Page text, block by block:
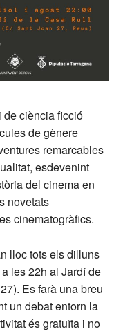
de ciència ficció
de gènere
remarcables
esdevenint
del cinema en
novetats
cinematogràfics.
lloc tots els dilluns
les 22h al Jardí de
Es farà una breu
un debat entorn la
és gratuïta i no